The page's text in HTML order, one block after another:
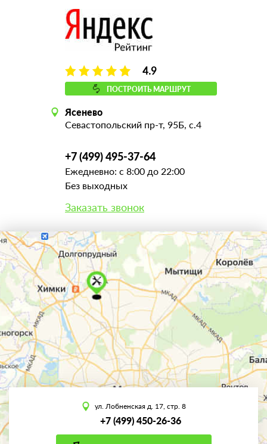
4.9
ПОСТРОИТЬ МАРШРУТ
Ясенево
Севастопольский пр-т, 95Б, с.4
+7 (499) 495-37-64
Ежедневно: с 8:00 до 22:00
Без выходных
Заказать звонок
ул. Лобненская д. 17, стр. 8
+7 (499) 450-26-36